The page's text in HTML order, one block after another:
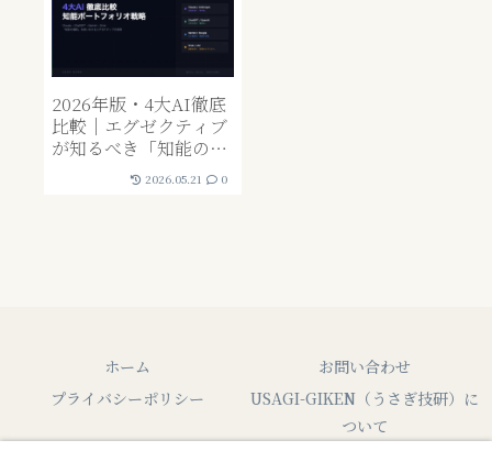
2026年版・4大AI徹底
比較｜エグゼクティブ
が知るべき「知能の個
性」とポートフォリオ
戦略——Claude・
2026.05.21 0
ホーム
お問い合わせ
プライバシーポリシー
USAGI-GIKEN（うさぎ技研）に
ついて